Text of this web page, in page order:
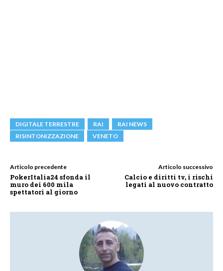
DIGITALE TERRESTRE RAI
RAI NEWS
RISINTONIZZAZIONE
VENETO
Articolo precedente
PokerItalia24 sfonda il
muro dei 600 mila
spettatori al giorno
Articolo successivo
Calcio e diritti tv, i rischi
legati al nuovo contratto